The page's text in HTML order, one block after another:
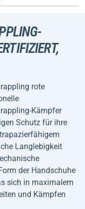
rote
Kämpfer
Schutz für ihre
Langlebigkeit
der Handschuhe
sich in maximalem
und Kämpfen